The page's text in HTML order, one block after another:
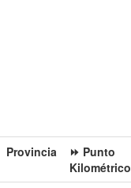
Provincia󠁭󠁶󠁳󠁣󠁿
⏩ Punto
Kilométrico